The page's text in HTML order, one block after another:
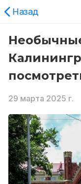
Назад
29 марта 2025 г.